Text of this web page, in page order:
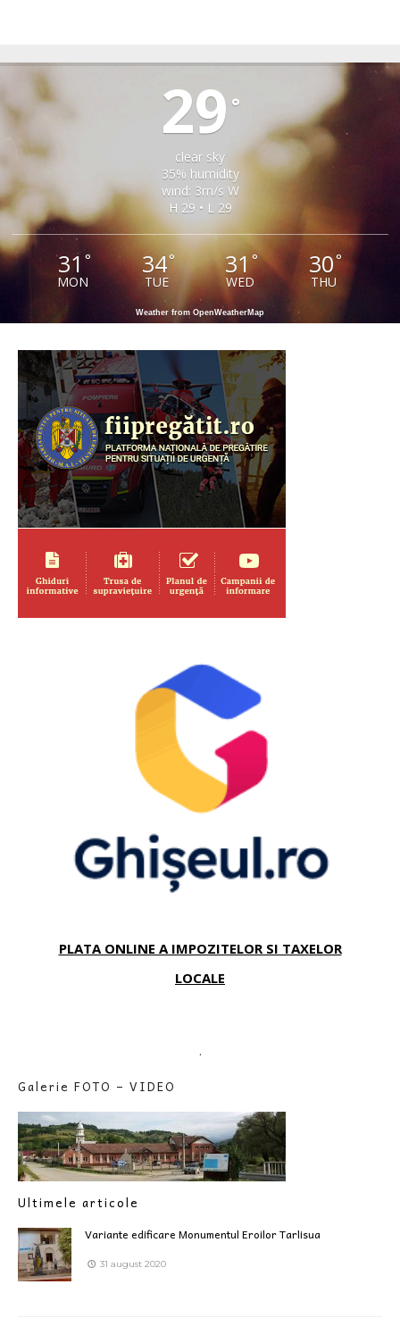
29 °
clear sky
35% humidity
wind: 3m/s W
H 29 • L 29
31 °
MON
34°
TUE
31°
WED
30°
THU
Weather from OpenWeatherMap
PLATA ONLINE A IMPOZITELOR SI TAXELOR
LOCALE
.
Galerie FOTO – VIDEO
Ultimele articole
Variante edificare Monumentul Eroilor Tarlisua
31 august 2020